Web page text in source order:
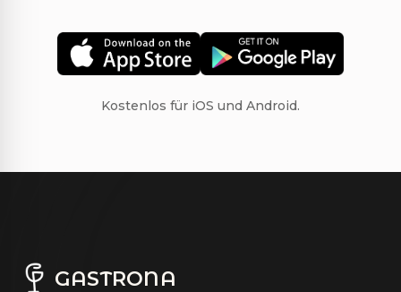
Kostenlos für iOS und Android.
GASTRONA